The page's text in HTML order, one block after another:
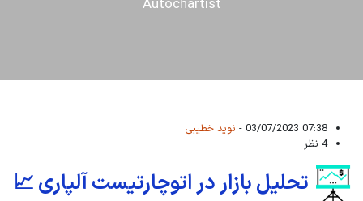
Autochartist
07:38 03/07/2023 -
نوید خطیبی
4 نظر
تحلیل بازار در اتوچارتیست آلپاری 📈